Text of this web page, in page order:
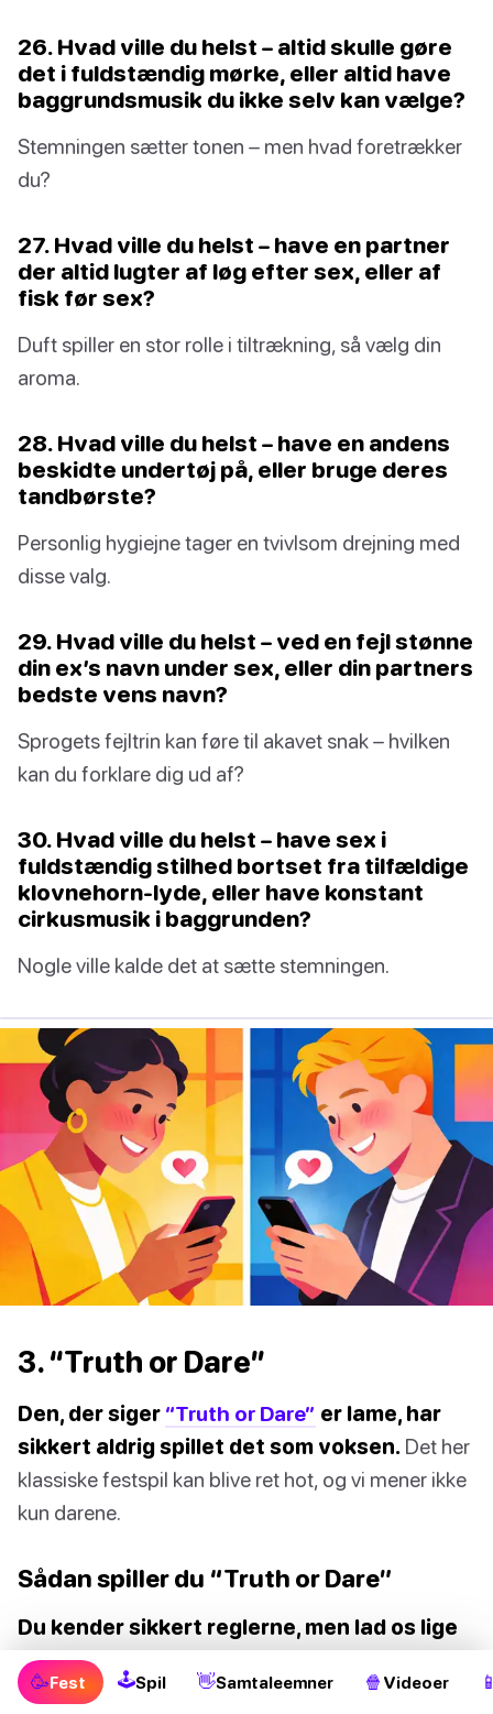
26. Hvad ville du helst – altid skulle gøre
det i fuldstændig mørke, eller altid have
baggrundsmusik du ikke selv kan vælge?
Stemningen sætter tonen – men hvad foretrækker
du?
27. Hvad ville du helst – have en partner
der altid lugter af løg efter sex, eller af
fisk før sex?
Duft spiller en stor rolle i tiltrækning, så vælg din
aroma.
28. Hvad ville du helst – have en andens
beskidte undertøj på, eller bruge deres
tandbørste?
Personlig hygiejne tager en tvivlsom drejning med
disse valg.
29. Hvad ville du helst – ved en fejl stønne
din ex’s navn under sex, eller din partners
bedste vens navn?
Sprogets fejltrin kan føre til akavet snak – hvilken
kan du forklare dig ud af?
30. Hvad ville du helst – have sex i
fuldstændig stilhed bortset fra tilfældige
klovnehorn-lyde, eller have konstant
cirkusmusik i baggrunden?
Nogle ville kalde det at sætte stemningen.
3. “Truth or Dare”
Den, der siger “Truth or Dare” er lame, har
sikkert aldrig spillet det som voksen. Det her
klassiske festspil kan blive ret hot, og vi mener ikke
kun darene.
Sådan spiller du “Truth or Dare”
Du kender sikkert reglerne, men lad os lige
tage dem én gang til.
kun dine texting-buddies eller din crush og lidt
🥳Fest 🕹Spil 👋Samtaleemner 🍿 Videoer